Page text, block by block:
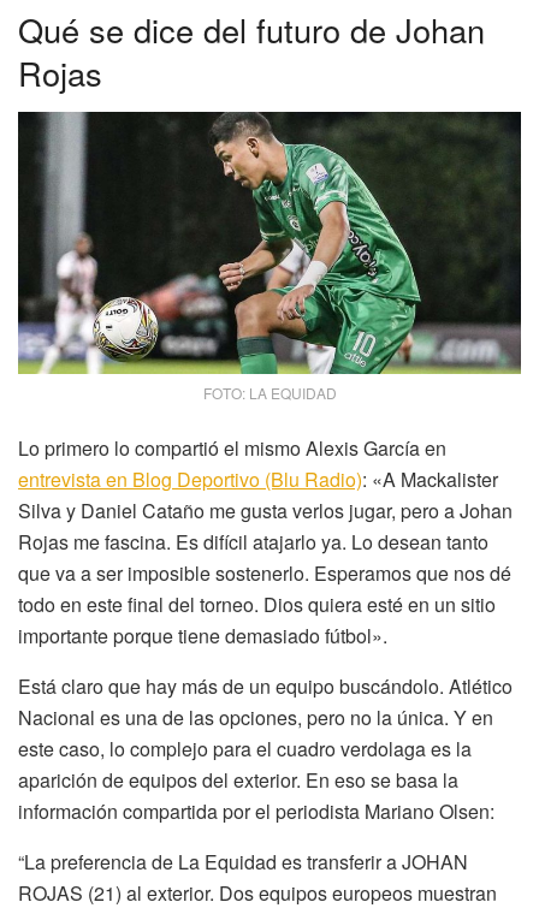
Qué se dice del futuro de Johan
Rojas
FOTO: LA EQUIDAD
Lo primero lo compartió el mismo Alexis García en
entrevista en Blog Deportivo (Blu Radio): «A Mackalister
Silva y Daniel Cataño me gusta verlos jugar, pero a Johan
Rojas me fascina. Es difícil atajarlo ya. Lo desean tanto
que va a ser imposible sostenerlo. Esperamos que nos dé
todo en este final del torneo. Dios quiera esté en un sitio
importante porque tiene demasiado fútbol».
Está claro que hay más de un equipo buscándolo. Atlético
Nacional es una de las opciones, pero no la única. Y en
este caso, lo complejo para el cuadro verdolaga es la
aparición de equipos del exterior. En eso se basa la
información compartida por el periodista Mariano Olsen:
“La preferencia de La Equidad es transferir a JOHAN
ROJAS (21) al exterior. Dos equipos europeos muestran